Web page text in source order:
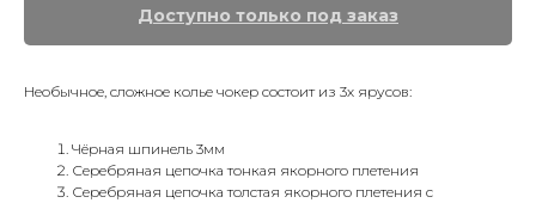
Необычное, сложное колье чокер состоит из 3х ярусов:
Чёрная шпинель 3мм
Серебряная цепочка тонкая якорного плетения
Серебряная цепочка толстая якорного плетения с